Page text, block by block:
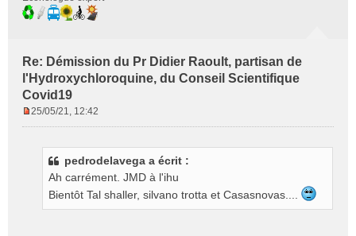
Re: Démission du Pr Didier Raoult, partisan de
l'Hydroxychloroquine, du Conseil Scientifique
Covid19
25/05/21, 12:42
pedrodelavega a écrit :
Ah carrément. JMD à l'ihu
Bientôt Tal shaller, silvano trotta et Casasnovas....